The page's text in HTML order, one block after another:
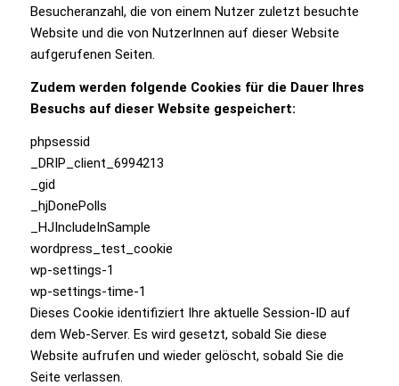
Besucheranzahl, die von einem Nutzer zuletzt besuchte
Website und die von NutzerInnen auf dieser Website
aufgerufenen Seiten.
Zudem werden folgende Cookies für die Dauer Ihres
Besuchs auf dieser Website gespeichert:
phpsessid
_DRIP_client_6994213
_gid
_hjDonePolls
_HJIncludeInSample
wordpress_test_cookie
wp-settings-1
wp-settings-time-1
Dieses Cookie identifiziert Ihre aktuelle Session-ID auf
dem Web-Server. Es wird gesetzt, sobald Sie diese
Website aufrufen und wieder gelöscht, sobald Sie die
Seite verlassen.